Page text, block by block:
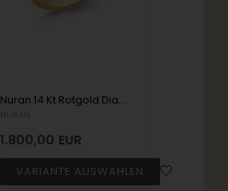
Nuran 14 Kt Rotgold Diamant Allianz Ring, aus Nuran Classic Serie mit 3 Stück 0,07 Kt Diamanten Wesselton / SI
1.800,00 EUR